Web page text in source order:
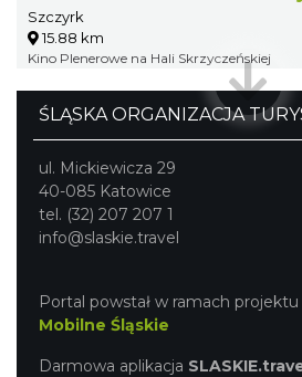
Szczyrk
15.88 km
Kino Plenerowe na Hali Skrzyczeńskiej
ŚLĄSKA ORGANIZACJA
ul. Mickiewicza 29
40-085 Katowice
tel. (32) 207 207 1
info@slaskie.travel
Portal powstał w ramach projektu
Mobilne Śląskie
Darmowa aplikacja